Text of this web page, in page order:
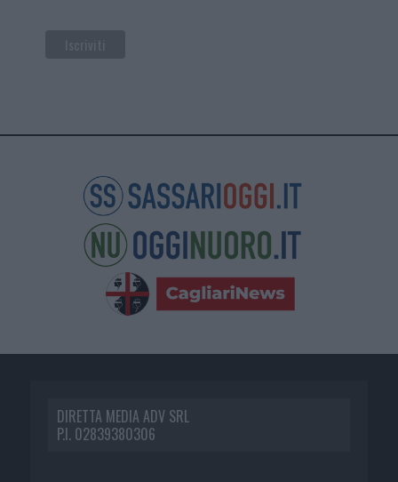
DIRETTA MEDIA ADV SRL
P.I. 02839380306